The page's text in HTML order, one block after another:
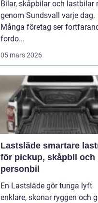
Bilar, skåpbilar och lastbilar
genom Sundsvall varje dag.
Många företag ser
fordo...
05 mars 2026
Lastsläde smartare lastning
för pickup, skåpbil och
personbil
En Lastsläde gör tunga lyft
enklare, skonar ryggen och